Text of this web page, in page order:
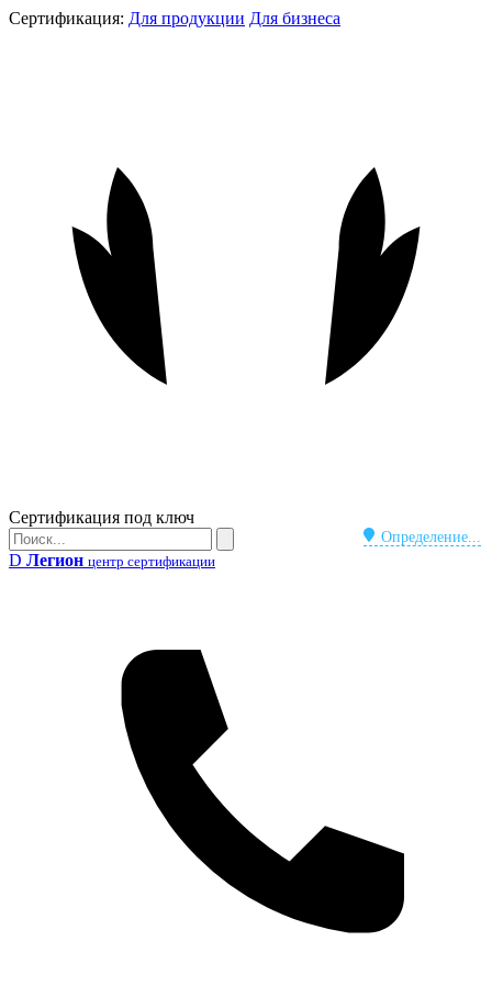
Сертификация: Для продукции Для бизнеса
Бейдж
Сертификация под ключ
Определение...
Поиск
Поиск
D Легион центр сертификации